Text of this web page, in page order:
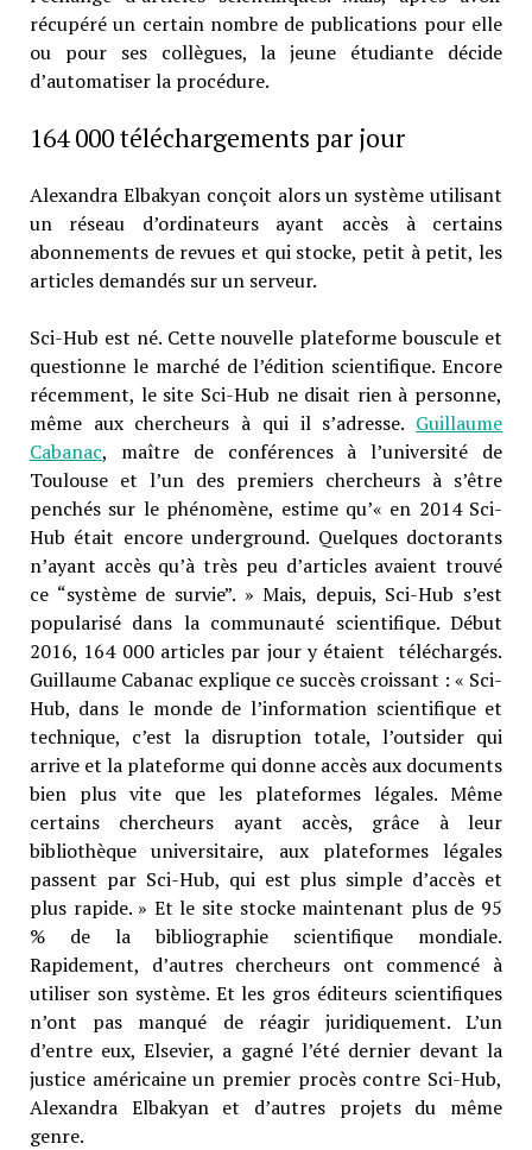
récupéré un certain nombre de publications pour elle
ou pour ses collègues, la jeune étudiante décide
d’automatiser la procédure.
164 000 téléchargements par jour
Alexandra Elbakyan conçoit alors un système utilisant
un réseau d’ordinateurs ayant accès à certains
abonnements de revues et qui stocke, petit à petit, les
articles demandés sur un serveur.
Sci-Hub est né. Cette nouvelle plateforme bouscule et
questionne le marché de l’édition scientifique. Encore
récemment, le site Sci-Hub ne disait rien à personne,
même aux chercheurs à qui il s’adresse. Guillaume
Cabanac, maître de conférences à l’université de
Toulouse et l’un des premiers chercheurs à s’être
penchés sur le phénomène, estime qu’« en 2014 Sci-
Hub était encore underground. Quelques doctorants
n’ayant accès qu’à très peu d’articles avaient trouvé
ce “système de survie”. » Mais, depuis, Sci-Hub s’est
popularisé dans la communauté scientifique. Début
2016, 164 000 articles par jour y étaient téléchargés.
Guillaume Cabanac explique ce succès croissant : « Sci-
Hub, dans le monde de l’information scientifique et
technique, c’est la disruption totale, l’outsider qui
arrive et la plateforme qui donne accès aux documents
bien plus vite que les plateformes légales. Même
certains chercheurs ayant accès, grâce à leur
bibliothèque universitaire, aux plateformes légales
passent par Sci-Hub, qui est plus simple d’accès et
plus rapide. » Et le site stocke maintenant plus de 95
% de la bibliographie scientifique mondiale.
Rapidement, d’autres chercheurs ont commencé à
utiliser son système. Et les gros éditeurs scientifiques
n’ont pas manqué de réagir juridiquement. L’un
d’entre eux, Elsevier, a gagné l’été dernier devant la
justice américaine un premier procès contre Sci-Hub,
Alexandra Elbakyan et d’autres projets du même
genre.